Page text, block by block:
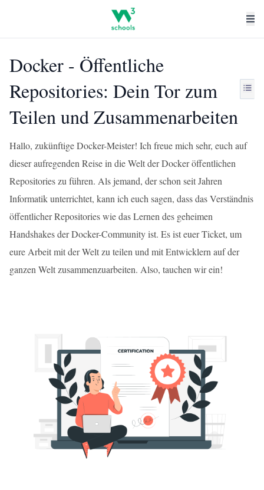
Docker - Öffentliche
Repositories: Dein Tor zum
Teilen und Zusammenarbeiten
Hallo, zukünftige Docker-Meister! Ich freue mich sehr, euch auf
dieser aufregenden Reise in die Welt der Docker öffentlichen
Repositories zu führen. Als jemand, der schon seit Jahren
Informatik unterrichtet, kann ich euch sagen, dass das Verständnis
öffentlicher Repositories wie das Lernen des geheimen
Handshakes der Docker-Community ist. Es ist euer Ticket, um
eure Arbeit mit der Welt zu teilen und mit Entwicklern auf der
ganzen Welt zusammenzuarbeiten. Also, tauchen wir ein!